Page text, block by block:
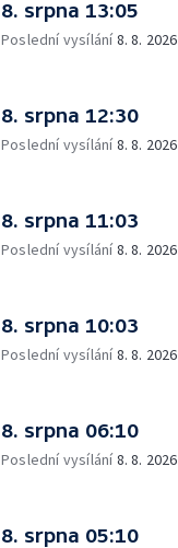
8. srpna 13:05
Poslední vysílání8. 8. 2026
8. srpna 12:30
Poslední vysílání8. 8. 2026
8. srpna 11:03
Poslední vysílání8. 8. 2026
8. srpna 10:03
Poslední vysílání8. 8. 2026
8. srpna 06:10
Poslední vysílání8. 8. 2026
8. srpna 05:10